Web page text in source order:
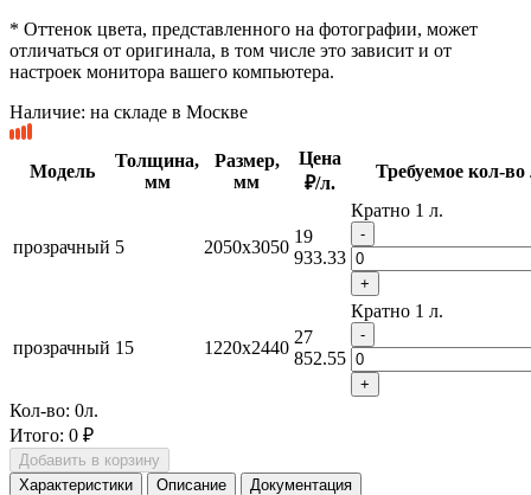
* Оттенок цвета, представленного на фотографии, может
отличаться от оригинала, в том числе это зависит и от
настроек монитора вашего компьютера.
Наличие: на складе в Москве
Модель
Толщина,
мм
Размер,
мм
Цена
₽/л.
Требуемое кол-во
прозрачный 5 2050x3050
19
933.33
Кратно 1 л.
-
+
прозрачный 15 1220x2440
27
852.55
Кратно 1 л.
-
+
Кол-во: 0л.
Итого: 0 ₽
Добавить в корзину
Характеристики
Описание Документация